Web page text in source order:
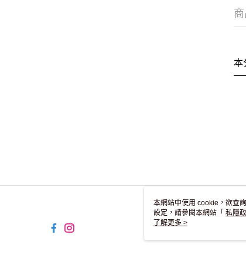
本
本網站中使用 cookie，欲查
設定，請參閱本網站「 私隱
用 cookie。
了解更多 >